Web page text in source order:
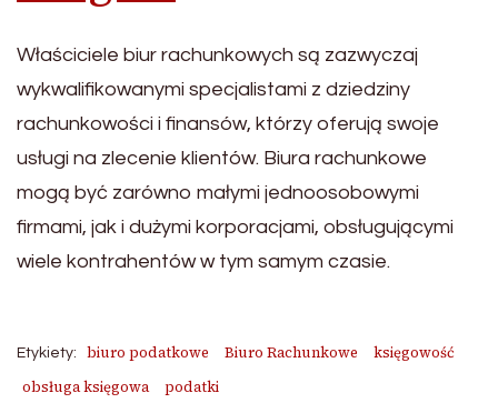
Właściciele biur rachunkowych są zazwyczaj
wykwalifikowanymi specjalistami z dziedziny
rachunkowości i finansów, którzy oferują swoje
usługi na zlecenie klientów. Biura rachunkowe
mogą być zarówno małymi jednoosobowymi
firmami, jak i dużymi korporacjami, obsługującymi
wiele kontrahentów w tym samym czasie.
Etykiety: biuro podatkowe Biuro Rachunkowe
księgowość
obsługa księgowa
podatki